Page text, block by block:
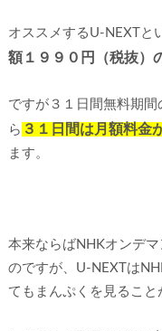
オススメするU-NEXTと
額１９９０円（税抜）
ですが３１日間無料期
ら ３１日間は月額料金
ます。
本来ならばNHKオンデ
のですが、U-NEXTは
てもまんぷくを見ること